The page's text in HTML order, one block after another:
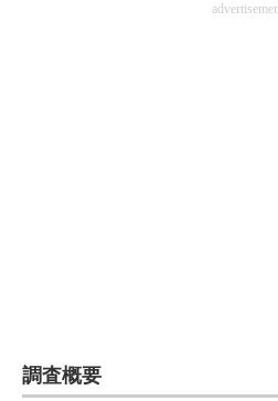
製造業のIT導入・活用を支援
調査概要